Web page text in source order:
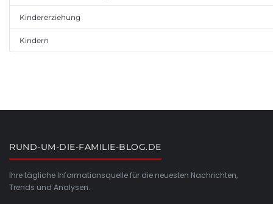
Kindererziehung
Kindern
RUND-UM-DIE-FAMILIE-BLOG.DE
Ihre tägliche Informationsquelle für die neuesten Nachrichten,
Trends und Analysen.